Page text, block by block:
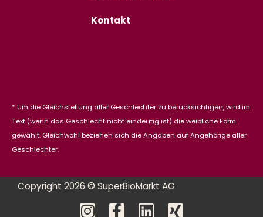
Kontakt
* Um die Gleichstellung aller Geschlechter zu berücksichtigen, wird im
Text (wenn das Geschlecht nicht eindeutig ist) die weibliche Form
gewählt. Gleichwohl beziehen sich die Angaben auf Angehörige aller
Geschlechter.
Copyright 2026 © SuperBioMarkt AG